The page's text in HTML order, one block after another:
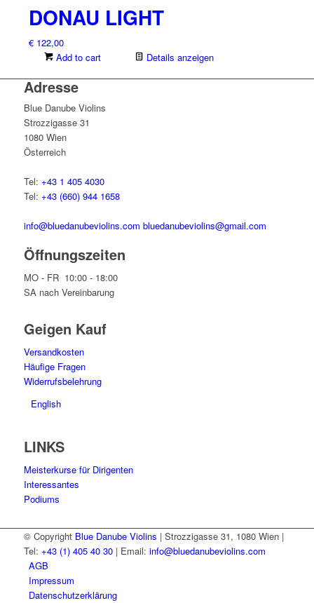
DONAU LIGHT
€122,00
Add to cart
Details anzeigen
Adresse
Blue Danube Violins
Strozzigasse 31
1080 Wien
Österreich
Tel: +43 1 405 4030
Tel: +43 (660) 944 1658
info@bluedanubeviolins.com bluedanubeviolins@gmail.com
Öffnungszeiten
MO - FR 10:00 - 18:00
SA nach Vereinbarung
Geigen Kauf
Versandkosten
Häufige Fragen
Widerrufsbelehrung
English
LINKS
Meisterkurse für Dirigenten
Interessantes
Podiums
© Copyright Blue Danube Violins | Strozzigasse 31, 1080 Wien |
Tel: +43 (1) 405 40 30| Email: info@bluedanubeviolins.com
AGB
Impressum
Datenschutzerklärung